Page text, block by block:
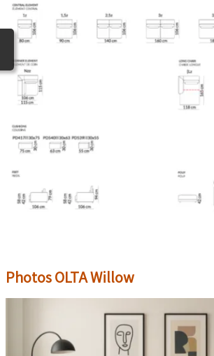
Photos OLTA Willow